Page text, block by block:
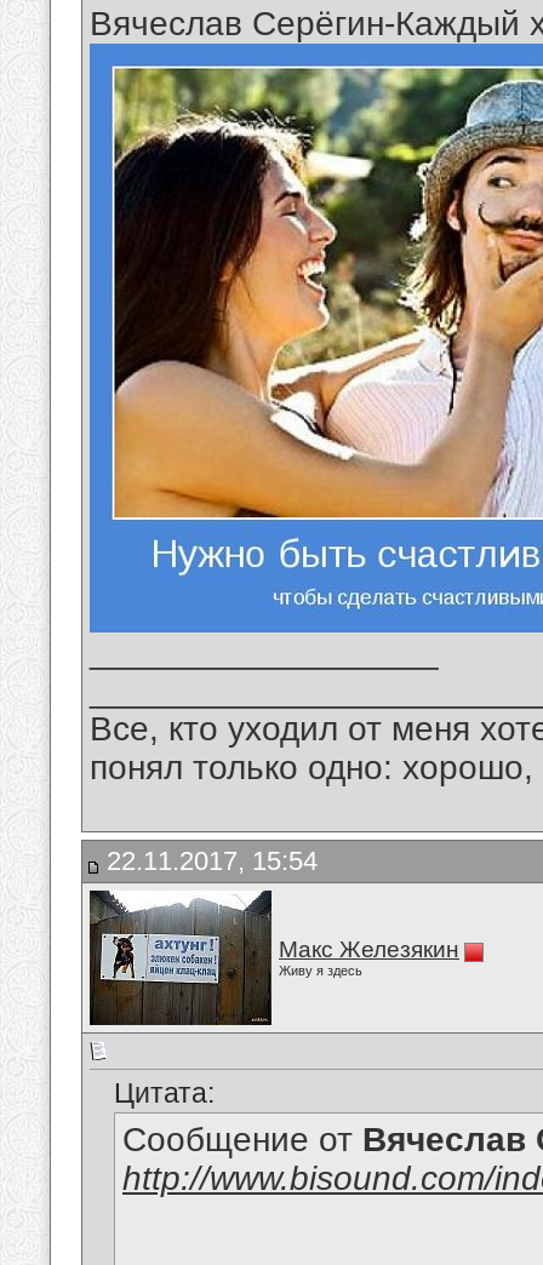
Вячеслав Серёгин-Каждый
Все, кто уходил от меня
понял только одно:
22.11.2017, 15:54
Макс Железякин
Живу я здесь
Цитата:
Сообщение от Вячеслав
http://www.bisound.com/